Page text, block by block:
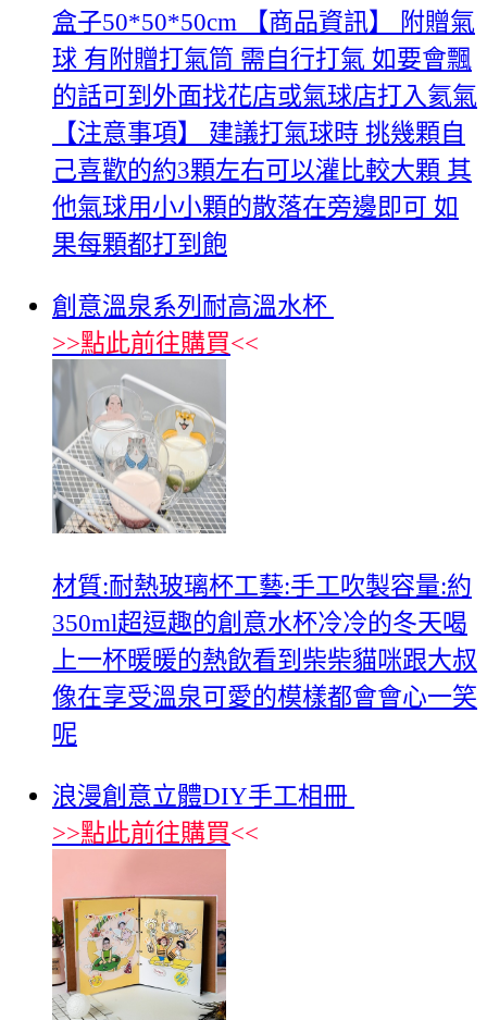
盒子50*50*50cm 【商品資訊】 附贈氣
球 有附贈打氣筒 需自行打氣 如要會飄
的話可到外面找花店或氣球店打入氦氣
【注意事項】 建議打氣球時 挑幾顆自
己喜歡的約3顆左右可以灌比較大顆 其
他氣球用小小顆的散落在旁邊即可 如
果每顆都打到飽
創意溫泉系列耐高溫水杯
>>點此前往購買<<
材質:耐熱玻璃杯工藝:手工吹製容量:約
350ml超逗趣的創意水杯冷冷的冬天喝
上一杯暖暖的熱飲看到柴柴貓咪跟大叔
像在享受溫泉可愛的模樣都會會心一笑
呢
浪漫創意立體DIY手工相冊
>>點此前往購買<<